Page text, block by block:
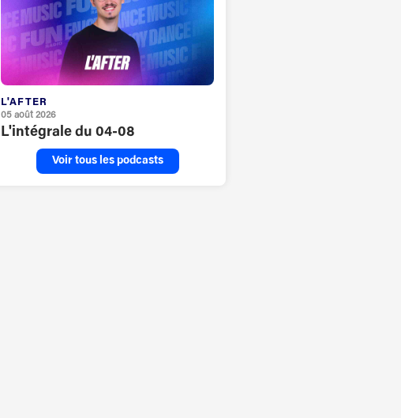
L'AFTER
05 août 2026
L'intégrale du 04-08
Voir tous les podcasts